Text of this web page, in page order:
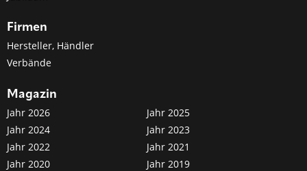
Firmen
Hersteller, Händler
Verbände
Magazin
Jahr 2026
Jahr 2025
Jahr 2024
Jahr 2023
Jahr 2022
Jahr 2021
Jahr 2020
Jahr 2019